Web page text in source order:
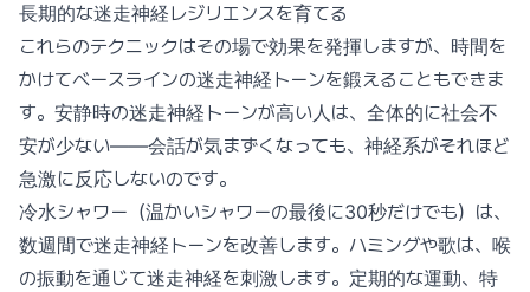
長期的な迷走神経レジリエンスを育てる
これらのテクニックはその場で効果を発揮しますが、時間を
かけてベースラインの迷走神経トーンを鍛えることもできま
す。安静時の迷走神経トーンが高い人は、全体的に社会不
安が少ない——会話が気まずくなっても、神経系がそれほど
急激に反応しないのです。
冷水シャワー（温かいシャワーの最後に30秒だけでも）は、
数週間で迷走神経トーンを改善します。ハミングや歌は、喉
の振動を通じて迷走神経を刺激します。定期的な運動、特